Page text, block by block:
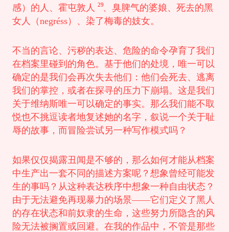
感）的人、霍屯敦人
29、臭脾气的婆娘、死去的黑
女人（negréss）、染了梅毒的妓女。
不当的言论、污秽的表达、危险的命令孕育了我们
在档案里碰到的角色。基于他们的处境，唯一可以
确定的是我们会再次失去他们：他们会死去、逃离
我们的掌控，或者在探寻的压力下崩塌。这是我们
关于维纳斯唯一可以确定的事实。那么我们能不取
悦也不挑逗读者地复述她的名字，叙说一个关于耻
辱的故事，而冒险尝试另一种写作模式吗？
如果仅仅揭露丑闻是不够的，那么如何才能从档案
中生产出一套不同的描述方案呢？想象曾经可能发
生的事吗？从这种表达秩序中想象一种自由状态？
由于无法避免再现暴力的场景——它们定义了黑人
的存在状态和前奴隶的生命，这些努力所隐含的风
险无法被搁置或回避。在我的作品中，不管是那些